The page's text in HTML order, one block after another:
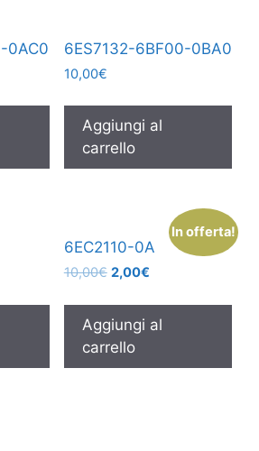
0AC0 6ES7132-6BF00-0BA0
10,00€
Aggiungi al
carrello
In offerta!
6EC2110-0A
10,00€ 2,00€
Aggiungi al
carrello